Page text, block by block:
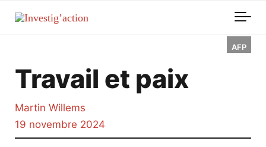
AFP
Travail et paix
Martin Willems
19 novembre 2024